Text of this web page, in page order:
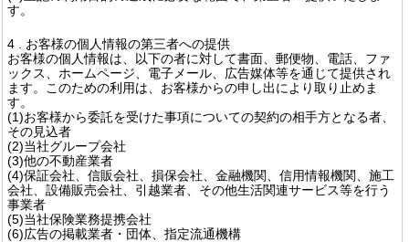
す。
4 . お客様の個人情報の第三者への提供
お客様の個人情報は、以下の者に対して書面、郵便物、電話、ファ
ックス、ホームページ、電子メール、広告媒体等を通じて提供され
ます。このための利用は、お客様からの申し出により取り止めま
す。
(1)お客様から委託を受けた事項についての契約の相手方となる者、
その見込者
(2)当社グループ会社
(3)他の不動産業者
(4)保証会社、信販会社、損保会社、金融機関、信用情報機関、施工
会社、設備販売会社、引越業者、その他生活関連サービス等を行う
事業者
(5)当社保険業務提携会社
(6)広告の掲載業者・団体、指定流通機構